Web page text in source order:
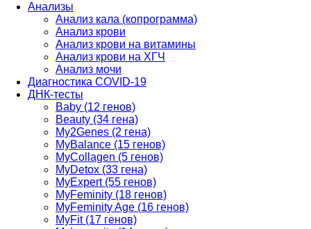
Анализы
Анализ кала (копрограмма)
Анализ крови
Анализ крови на витамины
Анализ крови на ХГЧ
Анализ мочи
Диагностика COVID-19
ДНК-тесты
Baby (12 генов)
Beauty (34 гена)
My2Genes (2 гена)
MyBalance (15 генов)
MyCollagen (5 генов)
MyDetox (33 гена)
MyExpert (55 генов)
MyFeminity (18 генов)
MyFeminity Age (16 генов)
MyFit (17 генов)